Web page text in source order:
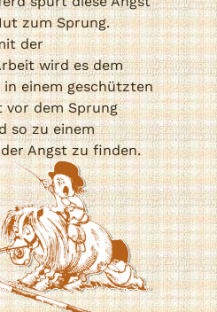
zum Sprung.
der
wird es dem
einem geschützten
vor dem Sprung
so zu einem
Angst zu finden.